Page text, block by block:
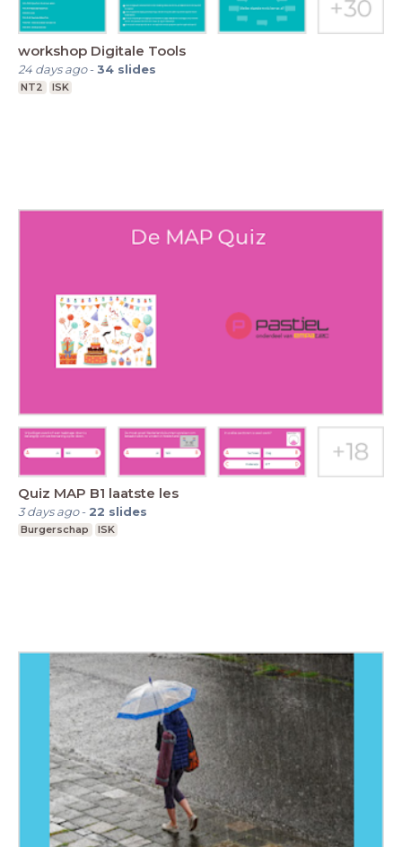
workshop Digitale Tools
24 days ago-34 slides
NT2 ISK
Quiz MAP B1 laatste les
3 days ago- 22 slides
Burgerschap ISK